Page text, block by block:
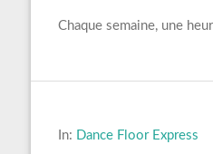
Chaque semaine, une
In: Dance Floor Express